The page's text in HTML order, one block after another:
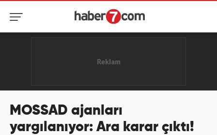
MOSSAD ajanları
yargılanıyor: Ara karar çıktı!